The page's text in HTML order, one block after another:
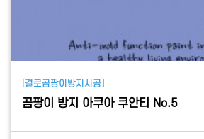
[결로곰팡이방지시공]
곰팡이 방지 아쿠아 쿠안티 No.5